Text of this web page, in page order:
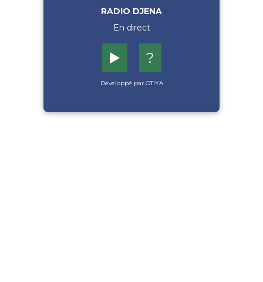
RADIO DJENA
En direct
▶️ ?
Développé par OTIYA